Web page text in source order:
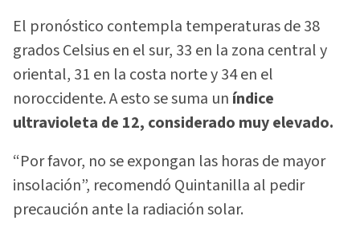
El pronóstico contempla temperaturas de 38
grados Celsius en el sur, 33 en la zona central y
oriental, 31 en la costa norte y 34 en el
noroccidente. A esto se suma un índice
ultravioleta de 12, considerado muy elevado.
“Por favor, no se expongan las horas de mayor
insolación”, recomendó Quintanilla al pedir
precaución ante la radiación solar.